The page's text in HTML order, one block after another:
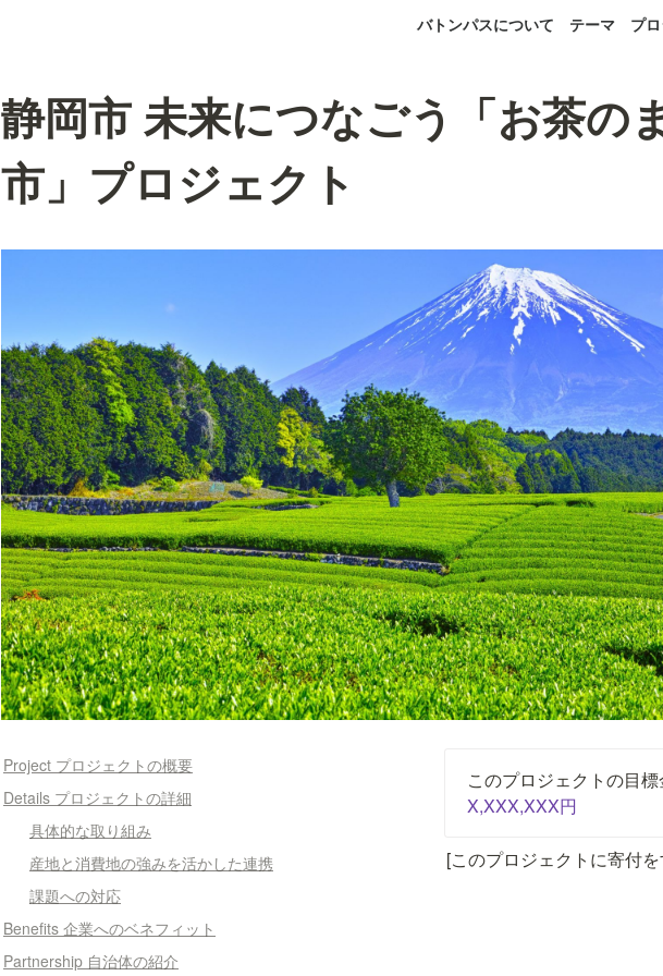
バトンパスについて テーマ プ
静岡市 未来につなごう「お茶の
市」プロジェクト
Project プロジェクトの概要
Details プロジェクトの詳細
具体的な取り組み
産地と消費地の強みを活かした連携
課題への対応
Benefits 企業へのベネフィット
Partnership 自治体の紹介
X,XXX,XXX円
[このプロジェクトに寄付